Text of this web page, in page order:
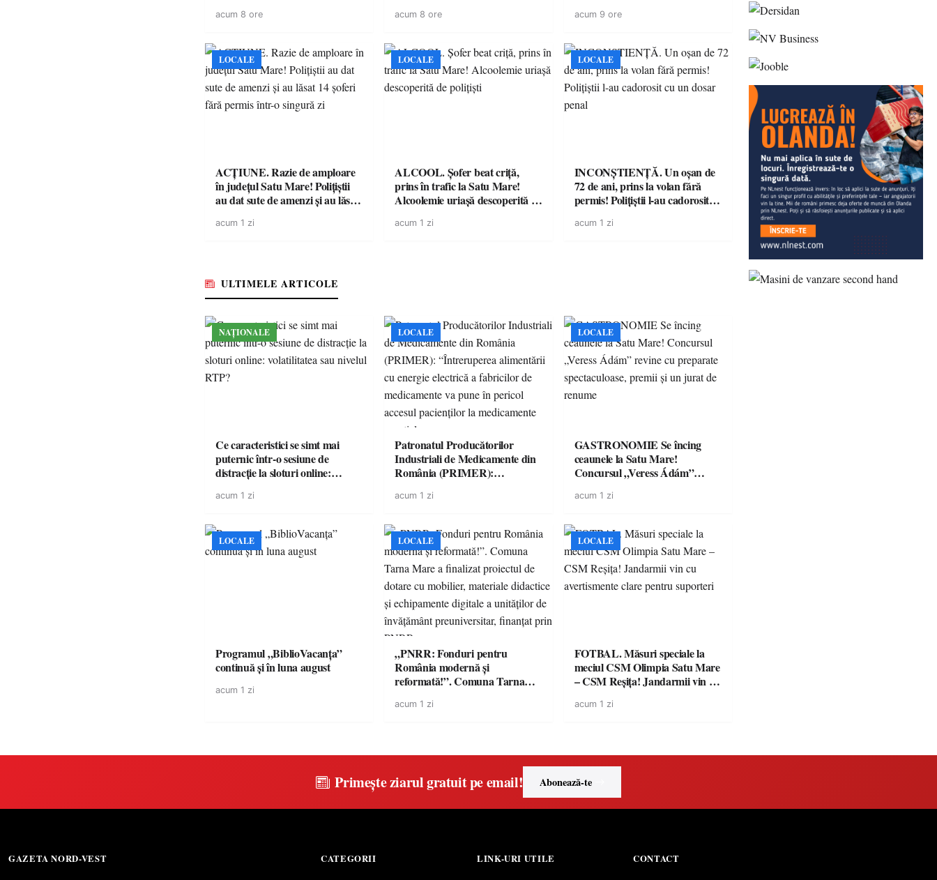
niciodată permis
acum 8 ore acum 8 ore acum 9 ore
LOCALE
ACȚIUNE. Razie de amploare
în județul Satu Mare! Polițiștii
au dat sute de amenzi și au lăsat
singură zi
acum 1 zi
LOCALE
ALCOOL. Șofer beat criță,
prins în trafic la Satu Mare!
Alcoolemie uriașă descoperită de
acum 1 zi
LOCALE
INCONȘTIENȚĂ. Un oșan de
72 de ani, prins la volan fără
permis! Polițiștii l-au cadorosit
acum 1 zi
ULTIMELE ARTICOLE
NAȚIONALE
Ce caracteristici se simt mai
puternic într-o sesiune de
distracție la sloturi online:
acum 1 zi
LOCALE
Patronatul Producătorilor
Industriali de Medicamente din
România (PRIMER):
energie electrică a fabricilor de
accesul pacienților la
medicamente esențiale
acum 1 zi
LOCALE
GASTRONOMIE Se încing
ceaunele la Satu Mare!
Concursul „Veress Ádám”
spectaculoase, premii și un jurat
acum 1 zi
LOCALE
Programul „BiblioVacanța”
continuă și în luna august
acum 1 zi
LOCALE
„PNRR: Fonduri pentru
România modernă și
reformată!”. Comuna Tarna
dotare cu mobilier, materiale
acum 1 zi
LOCALE
FOTBAL. Măsuri speciale la
meciul CSM Olimpia Satu Mare
– CSM Reșița! Jandarmii vin cu
suporteri
acum 1 zi
Primește ziarul gratuit pe email! Abonează-te
GAZETA NORD-VEST CATEGORII LINK-URI UTILE CONTACT